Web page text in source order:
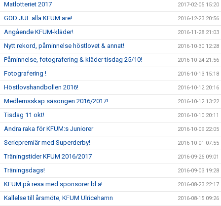
Matlotteriet 2017 2017-02-05 15:20
GOD JUL alla KFUM:are! 2016-12-23 20:56
Angående KFUM-kläder! 2016-11-28 21:03
Nytt rekord, påminnelse höstlovet & annat! 2016-10-30 12:28
Påminnelse, fotografering & kläder tisdag 25/10! 2016-10-24 21:56
Fotografering ! 2016-10-13 15:18
Höstlovshandbollen 2016! 2016-10-12 20:16
Medlemsskap säsongen 2016/2017! 2016-10-12 13:22
Tisdag 11 okt! 2016-10-10 20:11
Andra raka för KFUM:s Juniorer 2016-10-09 22:05
Seriepremiär med Superderby! 2016-10-01 07:55
Träningstider KFUM 2016/2017 2016-09-26 09:01
Träningsdags! 2016-09-03 19:28
KFUM på resa med sponsorer bl a! 2016-08-23 22:17
Kallelse till årsmöte, KFUM Ulricehamn 2016-08-15 09:26